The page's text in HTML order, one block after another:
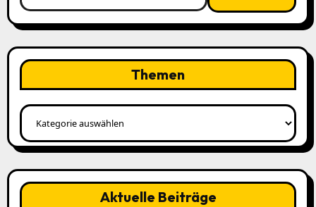
Themen
Themen
Aktuelle Beiträge